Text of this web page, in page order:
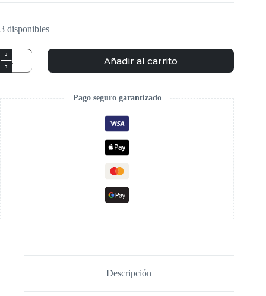
3 disponibles
Añadir al carrito
Pago seguro garantizado
Descripción